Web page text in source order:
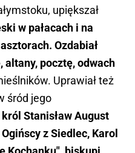
upiększał
w pałacach i na
Ozdabiał
pocztę, odwach
Uprawiał też
śród jego
król Stanisław August
z Siedlec, Karol